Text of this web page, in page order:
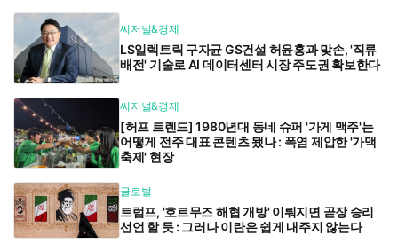
씨저널&경제
LS일렉트릭 구자균 GS건설 허윤홍과 맞손, '직류
배전' 기술로 AI 데이터센터 시장 주도권 확보한다
씨저널&경제
[허프 트렌드] 1980년대 동네 슈퍼 '가게 맥주'는
어떻게 전주 대표 콘텐츠 됐나 : 폭염 제압한 '가맥
축제' 현장
글로벌
트럼프, '호르무즈 해협 개방' 이뤄지면 곧장 승리
선언 할 듯 : 그러나 이란은 쉽게 내주지 않는다